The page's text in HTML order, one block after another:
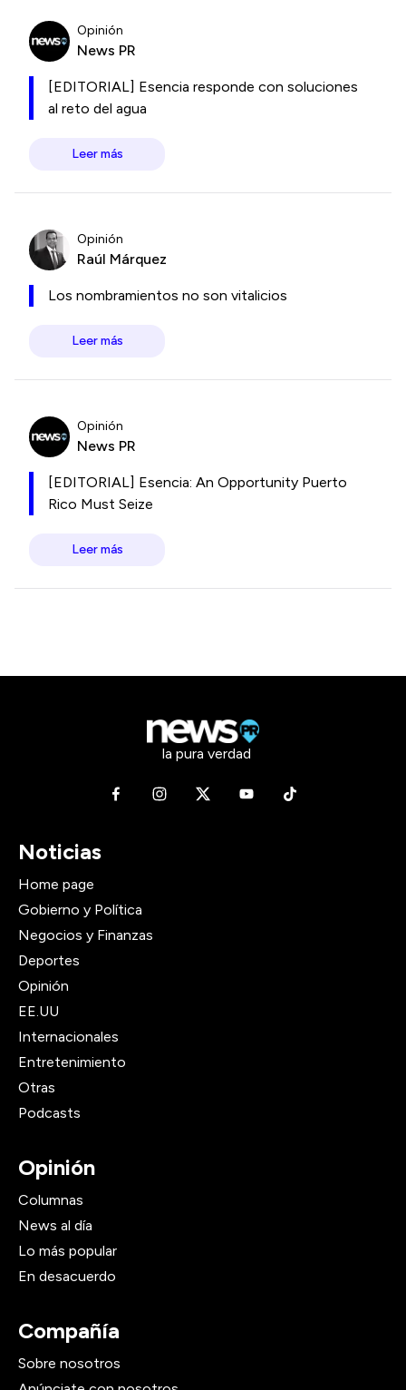
Opinión
News PR
[EDITORIAL] Esencia responde con soluciones
al reto del agua
Leer más
Opinión
Raúl Márquez
Los nombramientos no son vitalicios
Leer más
Opinión
News PR
[EDITORIAL] Esencia: An Opportunity Puerto
Rico Must Seize
Leer más
la pura verdad
Noticias
Home page
Gobierno y Política
Negocios y Finanzas
Deportes
Opinión
EE.UU
Internacionales
Entretenimiento
Otras
Podcasts
Opinión
Columnas
News al día
Lo más popular
En desacuerdo
Compañía
Sobre nosotros